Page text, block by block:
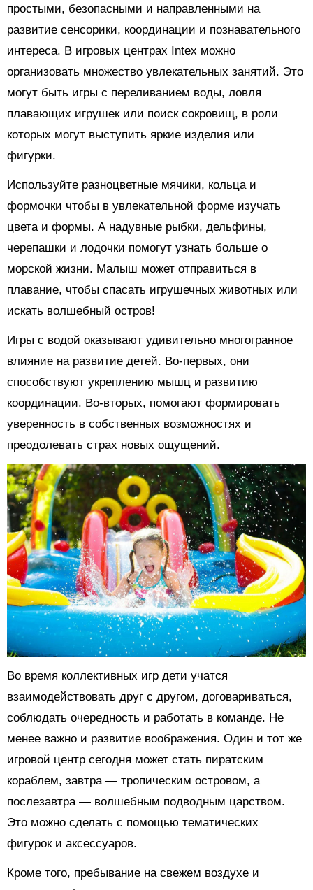
простыми, безопасными и направленными на
развитие сенсорики, координации и познавательного
интереса. В игровых центрах Intex можно
организовать множество увлекательных занятий. Это
могут быть игры с переливанием воды, ловля
плавающих игрушек или поиск сокровищ, в роли
которых могут выступить яркие изделия или
фигурки.
Используйте разноцветные мячики, кольца и
формочки чтобы в увлекательной форме изучать
цвета и формы. А надувные рыбки, дельфины,
черепашки и лодочки помогут узнать больше о
морской жизни. Малыш может отправиться в
плавание, чтобы спасать игрушечных животных или
искать волшебный остров!
Игры с водой оказывают удивительно многогранное
влияние на развитие детей. Во-первых, они
способствуют укреплению мышц и развитию
координации. Во-вторых, помогают формировать
уверенность в собственных возможностях и
преодолевать страх новых ощущений.
Во время коллективных игр дети учатся
взаимодействовать друг с другом, договариваться,
соблюдать очередность и работать в команде. Не
менее важно и развитие воображения. Один и тот же
игровой центр сегодня может стать пиратским
кораблем, завтра — тропическим островом, а
послезавтра — волшебным подводным царством.
Это можно сделать с помощью тематических
фигурок и аксессуаров.
Кроме того, пребывание на свежем воздухе и